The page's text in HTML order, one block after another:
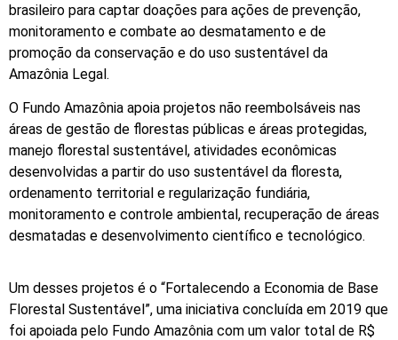
brasileiro para captar doações para ações de prevenção,
monitoramento e combate ao desmatamento e de
promoção da conservação e do uso sustentável da
Amazônia Legal.
O Fundo Amazônia apoia projetos não reembolsáveis nas
áreas de gestão de florestas públicas e áreas protegidas,
manejo florestal sustentável, atividades econômicas
desenvolvidas a partir do uso sustentável da floresta,
ordenamento territorial e regularização fundiária,
monitoramento e controle ambiental, recuperação de áreas
desmatadas e desenvolvimento científico e tecnológico.
Um desses projetos é o “Fortalecendo a Economia de Base
Florestal Sustentável”, uma iniciativa concluída em 2019 que
foi apoiada pelo Fundo Amazônia com um valor total de R$